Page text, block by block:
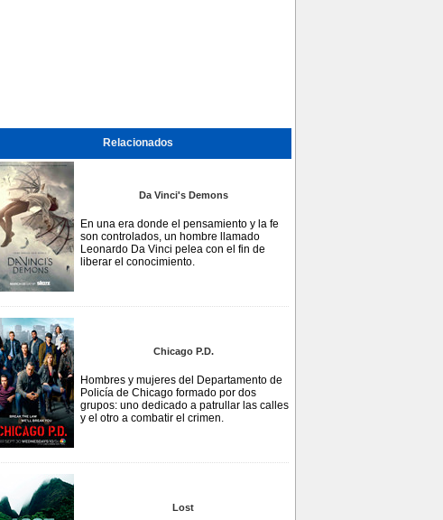
Relacionados
Da Vinci's Demons
En una era donde el pensamiento y la fe
son controlados, un hombre llamado
Leonardo Da Vinci pelea con el fin de
liberar el conocimiento.
Chicago P.D.
Hombres y mujeres del Departamento de
Policía de Chicago formado por dos
grupos: uno dedicado a patrullar las calles
y el otro a combatir el crimen.
Lost